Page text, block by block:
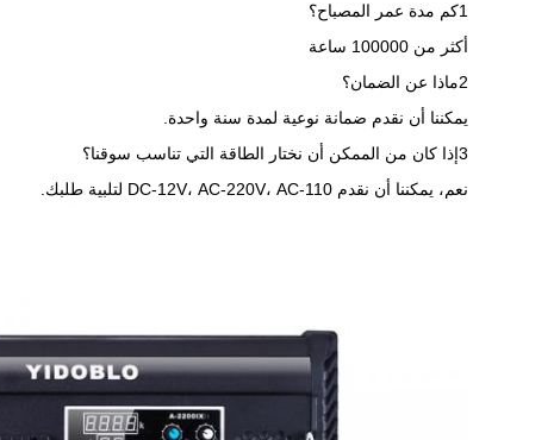
1كم مدة عمر المصباح؟
أكثر من 100000 ساعة
2ماذا عن الضمان؟
يمكننا أن نقدم ضمانة نوعية لمدة سنة واحدة.
3إذا كان من الممكن أن نختار الطاقة التي تناسب سوقنا؟
نعم، يمكننا أن نقدم DC-12V، AC-220V، AC-110 لتلبية طلبك.